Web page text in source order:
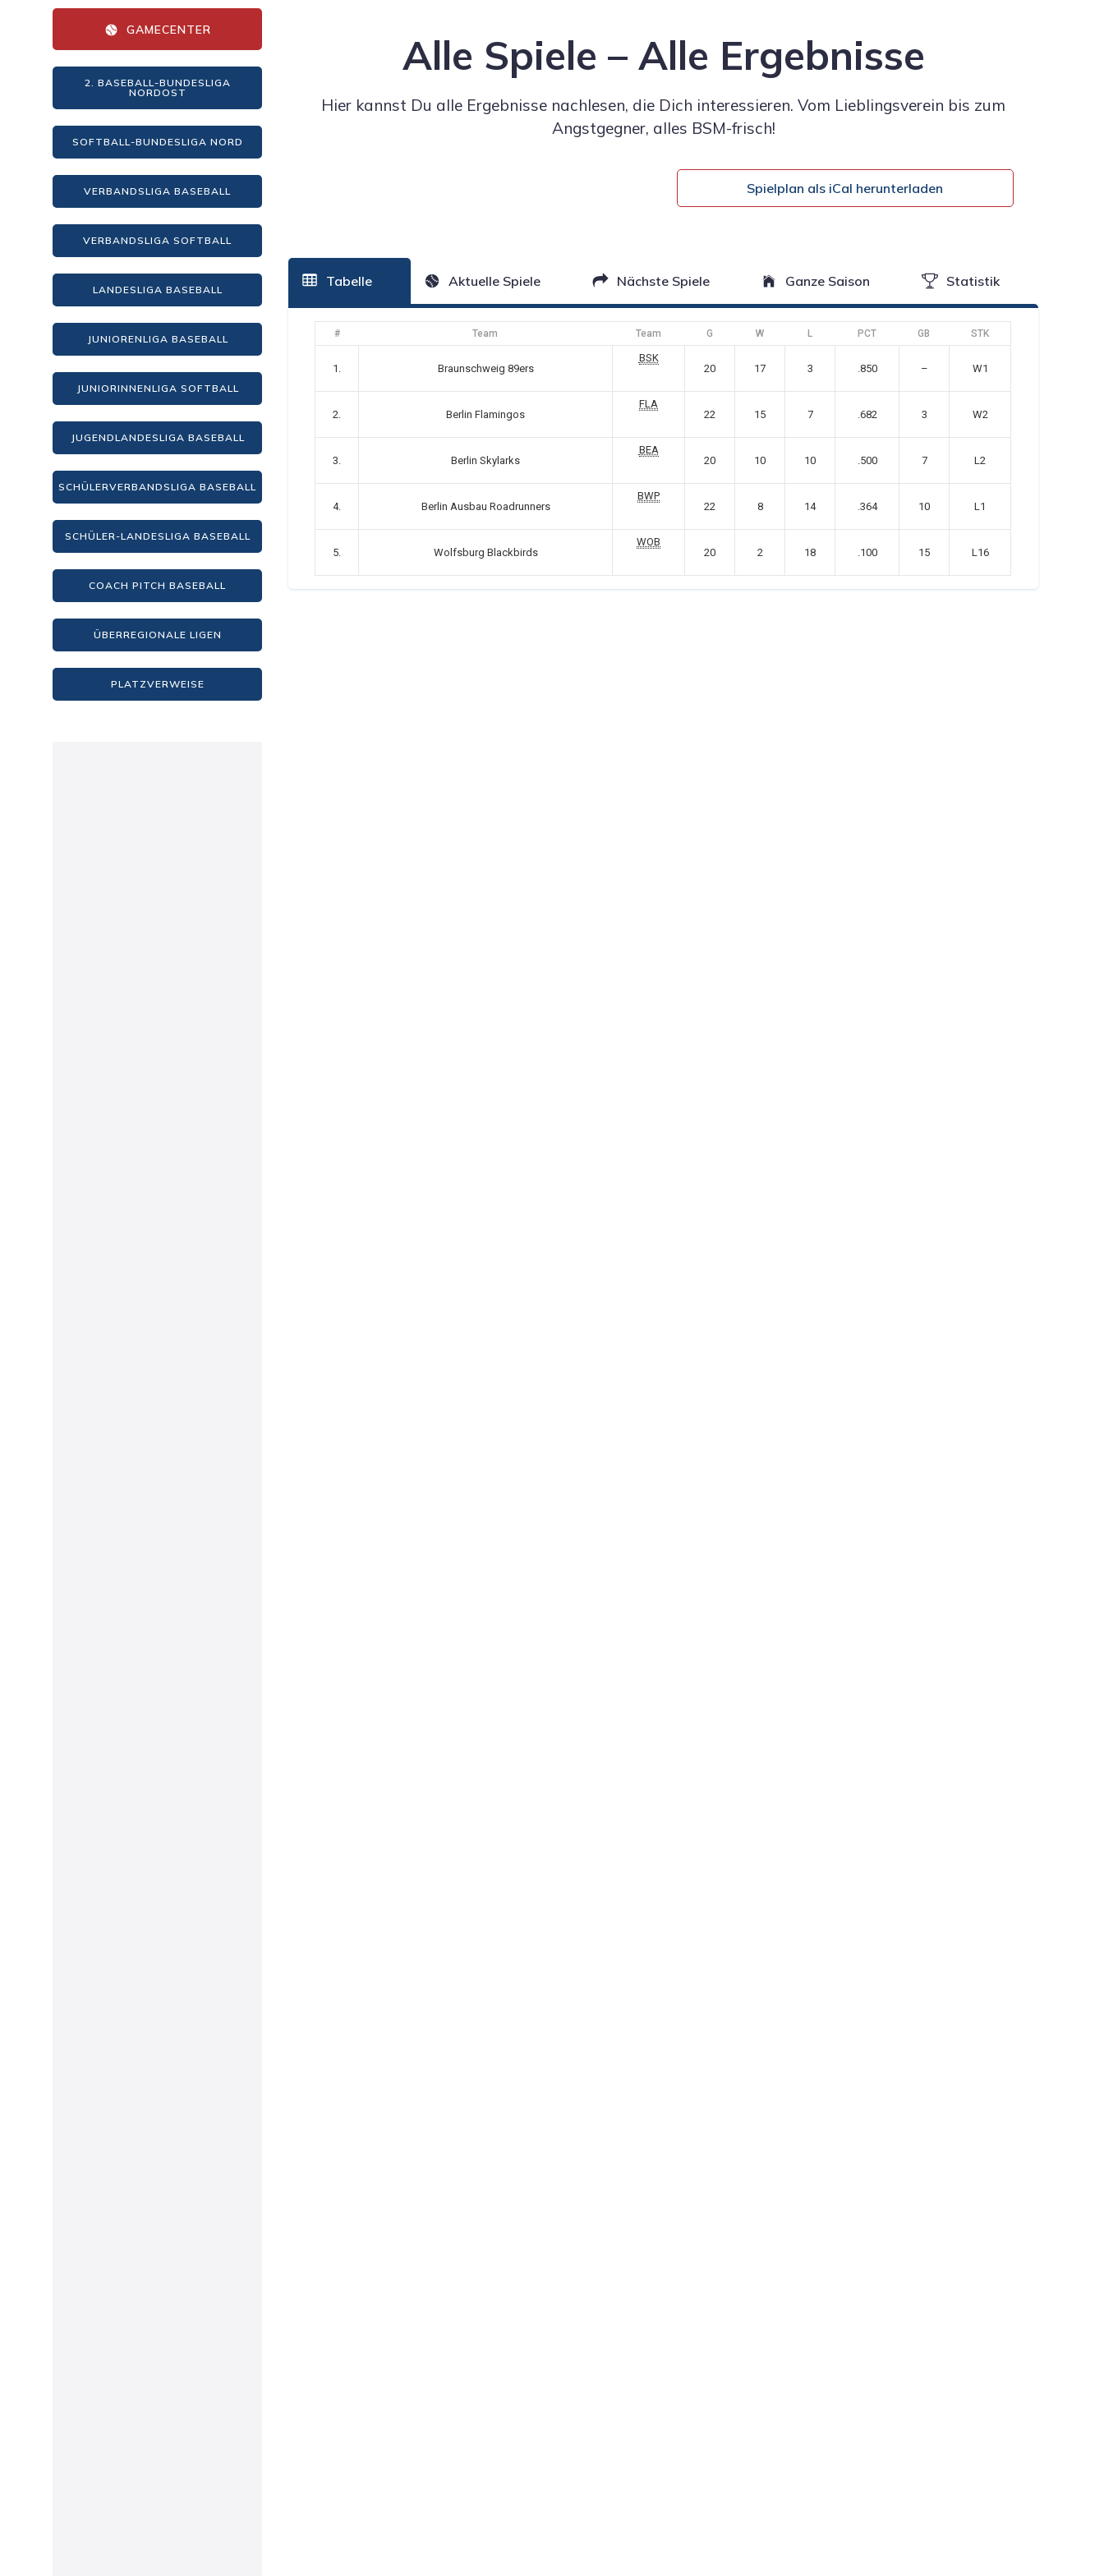
GAMECENTER
2. BASEBALL-BUNDESLIGA
NORDOST
SOFTBALL-BUNDESLIGA NORD
VERBANDSLIGA BASEBALL
VERBANDSLIGA SOFTBALL
LANDESLIGA BASEBALL
JUNIORENLIGA BASEBALL
JUNIORINNENLIGA SOFTBALL
JUGENDLANDESLIGA BASEBALL
SCHÜLERVERBANDSLIGA BASEBALL
SCHÜLER-LANDESLIGA BASEBALL
COACH PITCH BASEBALL
ÜBERREGIONALE LIGEN
PLATZVERWEISE
Alle Spiele – Alle Ergebnisse
Hier kannst Du alle Ergebnisse nachlesen, die Dich interessieren. Vom Lieblingsverein bis zum
Angstgegner, alles BSM-frisch!
Spielplan als iCal herunterladen
Tabelle Aktuelle Spiele Nächste Spiele Ganze Saison Statistik
# Team Team G W L PCT GB STK
1. Braunschweig 89ers
BSK
20
17 3 .850 – W1
2. Berlin Flamingos
FLA
22
15 7 .682 3 W2
3. Berlin Skylarks
BEA
20
10 10 .500 7 L2
4. Berlin Ausbau Roadrunners
BWP
22
8 14 .364 10 L1
5. Wolfsburg Blackbirds
WOB
20
2 18 .100 15 L16